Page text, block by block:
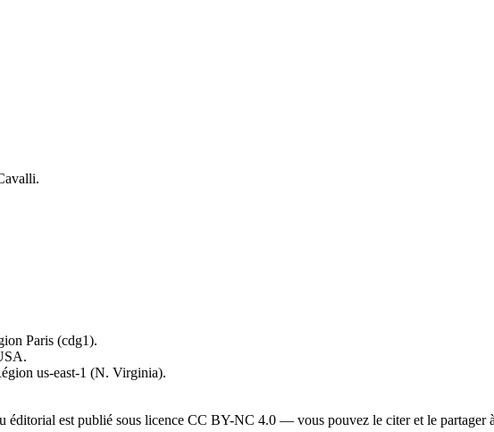
Paris (cdg1).
us-east-1 (N. Virginia).
est publié sous licence CC BY-NC 4.0 — vous pouvez le citer et le partager